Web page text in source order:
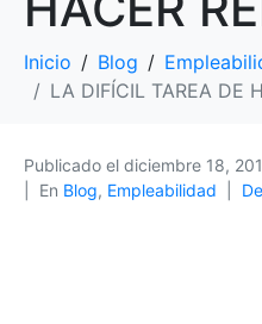
Inicio Blog
LA DIFÍCIL TAREA DE
Publicado el diciembre 18,
En Blog, Empleabilidad